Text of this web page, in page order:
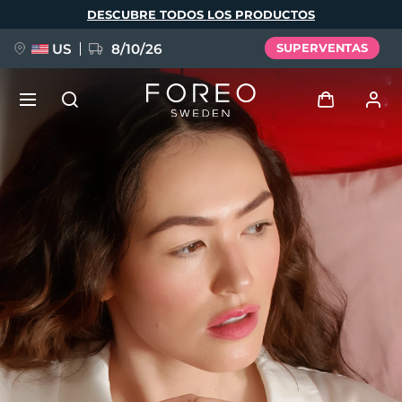
DESCUBRE TODOS LOS PRODUCTOS
US 8/10/26 SUPERVENTAS
Iniciar sesión
Perfil de usuario
Mis dispositivos
Mis pedidos
Mis direcciones
Mis suscripciones
FAQ™ Pure Beauty-Tech Elixir
BREAKING NEWS
issa™ Teeth Whitening Set
Idioma
English Deutsch
Español
Français
Português
Polski
Svenska
Русский
Türkçe
简体中文 繁體中文